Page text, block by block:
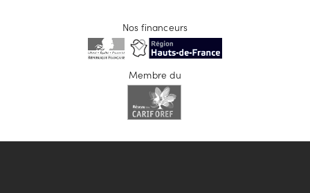
Nos financeurs
Membre du